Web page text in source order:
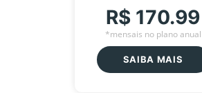
R$ 170.99
*mensais no plano anual
SAIBA MAIS